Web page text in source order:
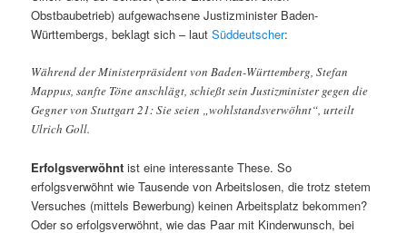
Obstbaubetrieb) aufgewachsene Justizminister Baden-
Württembergs, beklagt sich – lautSüddeutscher:
Während der Ministerpräsident von Baden-Württemberg, Stefan
Mappus, sanfte Töne anschlägt, schießt sein Justizminister gegen die
Gegner von Stuttgart 21: Sie seien „wohlstandsverwöhnt“, urteilt
Ulrich Goll.
Erfolgsverwöhnt ist eine interessante These. So
erfolgsverwöhnt wie Tausende von Arbeitslosen, die trotz stetem
Versuches (mittels Bewerbung) keinen Arbeitsplatz bekommen?
Oder so erfolgsverwöhnt, wie das Paar mit Kinderwunsch, bei